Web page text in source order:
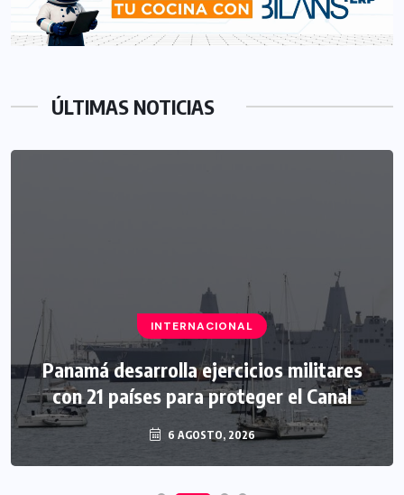
ÚLTIMAS NOTICIAS
INTERNACIONAL
Panamá desarrolla ejercicios militares
con 21 países para proteger el Canal
6 AGOSTO, 2026